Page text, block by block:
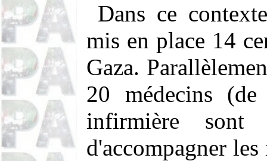
Dans ce
mis en place 14
Gaza.
20 médecins
infirmière
d'accompagner